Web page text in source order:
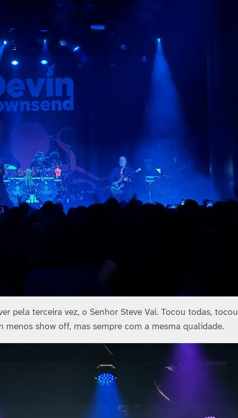
pela terceira vez, o Senhor Steve Vai. Tocou todas, tocou
show off, mas sempre com a mesma qualidade.